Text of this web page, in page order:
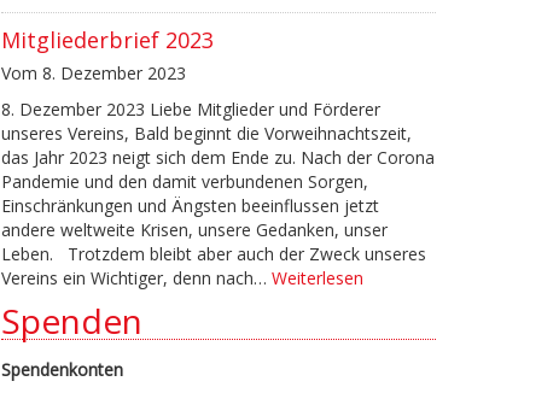
Mitgliederbrief 2023
Vom 8. Dezember 2023
8. Dezember 2023 Liebe Mitglieder und Förderer
unseres Vereins, Bald beginnt die Vorweihnachtszeit,
das Jahr 2023 neigt sich dem Ende zu. Nach der Corona
Pandemie und den damit verbundenen Sorgen,
Einschränkungen und Ängsten beeinflussen jetzt
andere weltweite Krisen, unsere Gedanken, unser
Leben. Trotzdem bleibt aber auch der Zweck unseres
Vereins ein Wichtiger, denn nach… Weiterlesen
Spenden
Spendenkonten